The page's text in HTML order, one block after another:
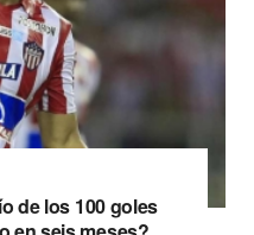
de los 100 goles